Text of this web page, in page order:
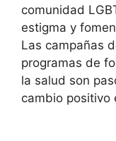
comunidad
estigma y
Las campañas
programas de
la salud son
cambio positivo